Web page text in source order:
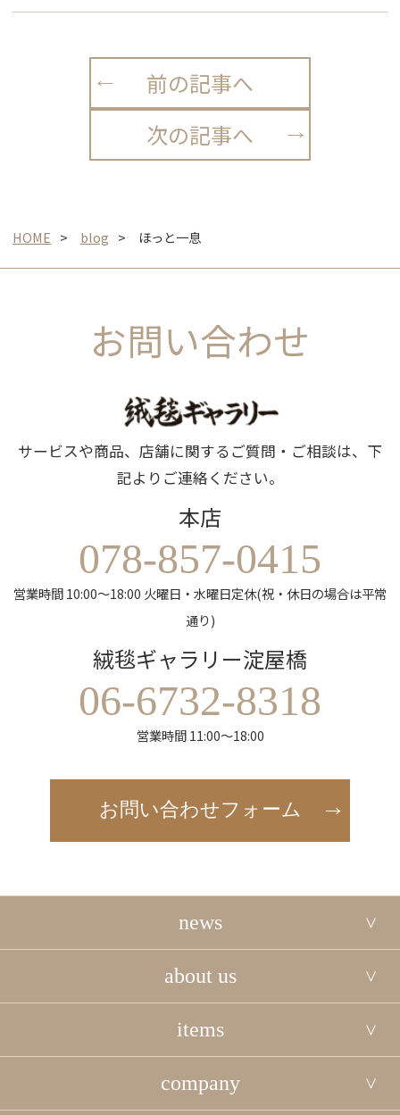
前の記事へ
次の記事へ
HOME blog ほっと一息
お問い合わせ
サービスや商品、店舗に関するご質問・ご相談は、下
記よりご連絡ください。
本店
078-857-0415
営業時間 10:00～18:00 火曜日・水曜日定休(祝・休日の場合は平常
通り)
絨毯ギャラリー淀屋橋
06-6732-8318
営業時間 11:00～18:00
お問い合わせフォーム
news
about us
items
company